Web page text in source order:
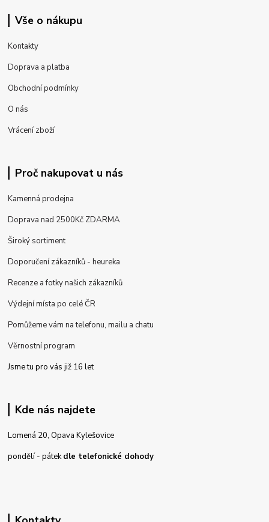
Vše o nákupu
Kontakty
Doprava a platba
Obchodní podmínky
O nás
Vrácení zboží
Proč nakupovat u nás
Kamenná prodejna
Doprava nad 2500Kč ZDARMA
Široký sortiment
Doporučení zákazníků - heureka
Recenze a fotky našich zákazníků
Výdejní místa po celé ČR
Pomůžeme vám na telefonu, mailu a chatu
Věrnostní program
Jsme tu pro vás již 16 let
Kde nás najdete
Lomená 20, Opava Kylešovice
pondělí - pátekdle telefonické dohody